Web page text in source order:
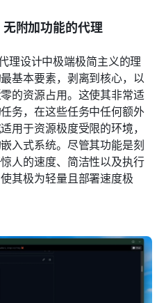
附加功能的代理
理设计中极端极简主义的理
基本要素，剥离到核心，以
的资源占用。这使其非常适
务，在这些任务中任何额外
用于资源极度受限的环境，
入式系统。尽管其功能是刻
人的速度、简洁性以及执行
其极为轻量且部署速度极